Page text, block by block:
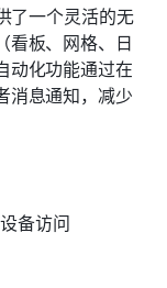
了一个灵活的无
看板、网格、日
动化功能通过在
消息通知，减少
备访问